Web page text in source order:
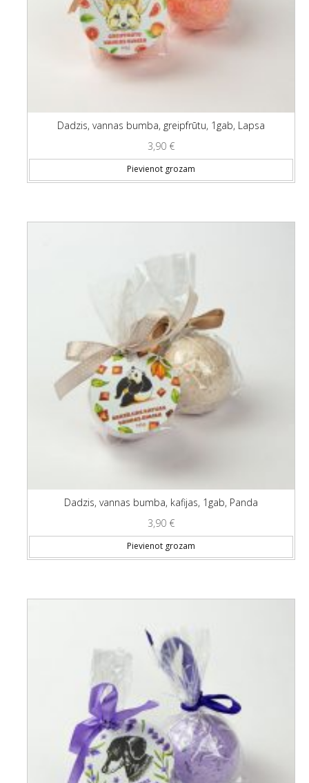
Dadzis, vannas bumba, greipfrūtu, 1gab, Lapsa
3,90 €
Pievienot grozam
Dadzis, vannas bumba, kafijas, 1gab, Panda
3,90 €
Pievienot grozam